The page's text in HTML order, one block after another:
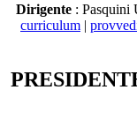
Dirigente : Pasquini
curriculum |